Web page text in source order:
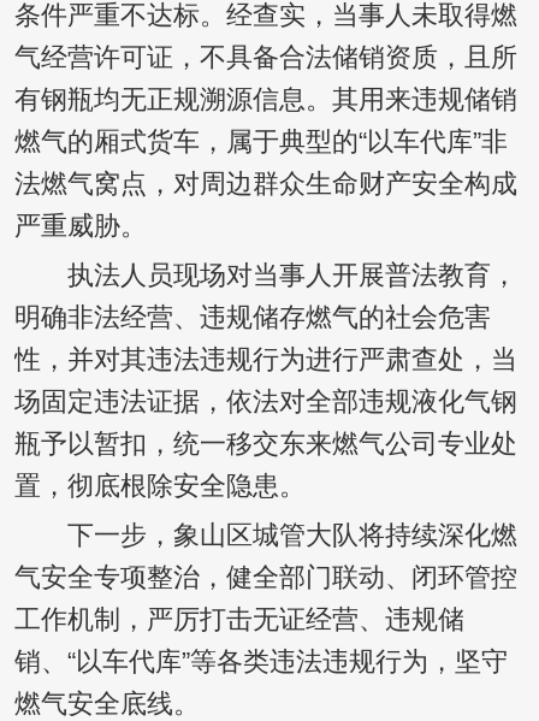
条件严重不达标。经查实，当事人未取得燃
气经营许可证，不具备合法储销资质，且所
有钢瓶均无正规溯源信息。其用来违规储销
燃气的厢式货车，属于典型的“以车代库”非
法燃气窝点，对周边群众生命财产安全构成
严重威胁。
执法人员现场对当事人开展普法教育，
明确非法经营、违规储存燃气的社会危害
性，并对其违法违规行为进行严肃查处，当
场固定违法证据，依法对全部违规液化气钢
瓶予以暂扣，统一移交东来燃气公司专业处
置，彻底根除安全隐患。
下一步，象山区城管大队将持续深化燃
气安全专项整治，健全部门联动、闭环管控
工作机制，严厉打击无证经营、违规储
销、“以车代库”等各类违法违规行为，坚守
燃气安全底线。